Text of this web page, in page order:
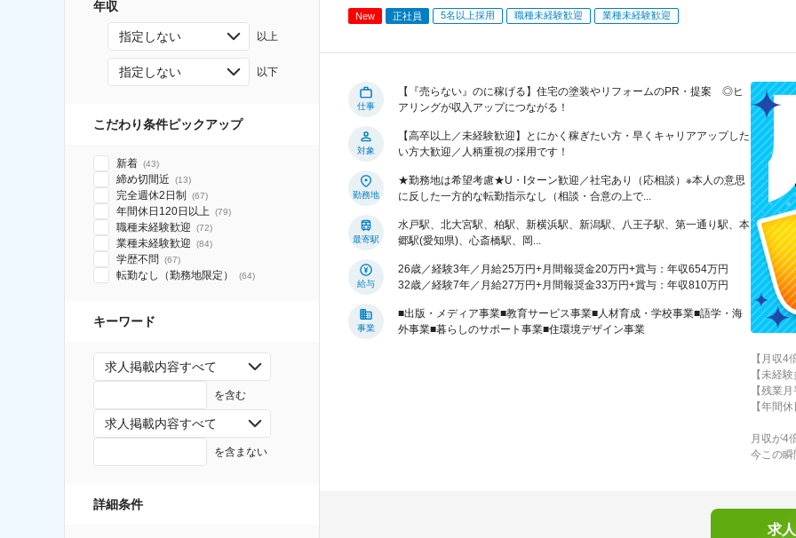
年収
指定しない 以上
指定しない 以下
こだわり条件ピックアップ
新着 (43)
締め切間近 (13)
完全週休2日制 (67)
年間休日120日以上 (79)
職種未経験歓迎 (72)
業種未経験歓迎 (84)
学歴不問 (67)
転勤なし（勤務地限定） (64)
キーワード
求人掲載内容すべて
を含む
求人掲載内容すべて
を含まない
詳細条件
New 正社員 5名以上採用 職種未経験歓迎 業種未経験歓迎
仕事
【『売らない』のに稼げる】住宅の塗装やリフォームのPR・提案 ◎ヒ
アリングが収入アップにつながる！
対象
【高卒以上／未経験歓迎】とにかく稼ぎたい方・早くキャリアアップした
い方大歓迎／人柄重視の採用です！
勤務地
★勤務地は希望考慮★U・Iターン歓迎／社宅あり（応相談）※本人の意思
に反した一方的な転勤指示なし（相談・合意の上で...
最寄駅
水戸駅、北大宮駅、柏駅、新横浜駅、新潟駅、八王子駅、第一通り駅、本
郷駅(愛知県)、心斎橋駅、岡...
給与
26歳／経験3年／月給25万円+月間報奨金20万円+賞与：年収654万円
32歳／経験7年／月給27万円+月間報奨金33万円+賞与：年収810万円
事業
■出版・メディア事業■教育サービス事業■人材育成・学校事業■語学・海
外事業■暮らしのサポート事業■住環境デザイン事業
【月収
【未経
【残業
【年間
月収が4
今この瞬
求